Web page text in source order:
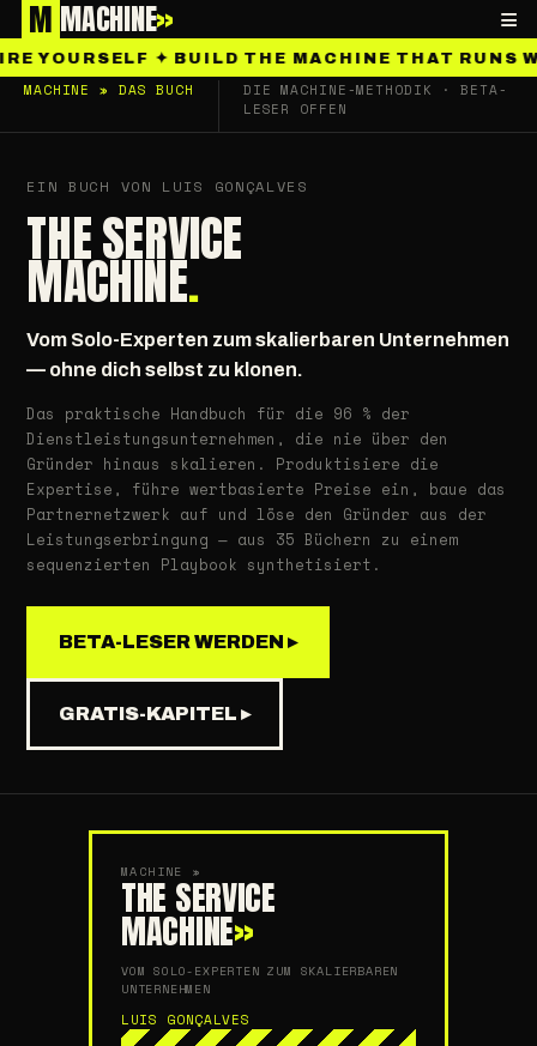
M MACHINE» ≡
✦ BUILD THE MACHINE THAT RUNS
MACHINE » DAS BUCH
DIE MACHINE-METHODIK · BETA-
LESER OFFEN
EIN BUCH VON LUIS GONÇALVES
THE SERVICE
MACHINE.
Vom Solo-Experten zum skalierbaren Unternehmen
— ohne dich selbst zu klonen.
Das praktische Handbuch für die 96 % der
Dienstleistungsunternehmen, die nie über den
Gründer hinaus skalieren. Produktisiere die
Expertise, führe wertbasierte Preise ein, baue das
Partnernetzwerk auf und löse den Gründer aus der
Leistungserbringung — aus 35 Büchern zu einem
sequenzierten Playbook synthetisiert.
BETA-LESER WERDEN ▸
GRATIS-KAPITEL ▸
MACHINE »
THE SERVICE
MACHINE»
VOM SOLO-EXPERTEN ZUM SKALIERBAREN
UNTERNEHMEN
LUIS GONÇALVES